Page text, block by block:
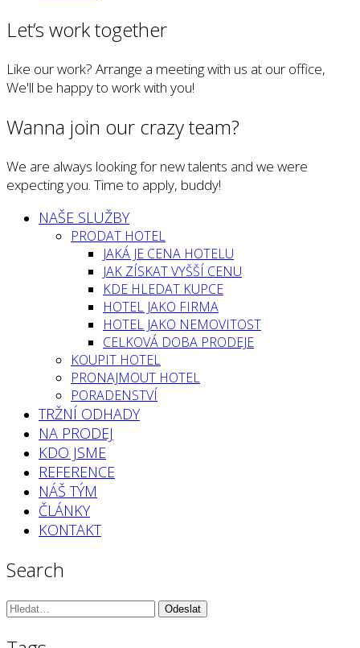
Let’s work together
Like our work? Arrange a meeting with us at our office,
We'll be happy to work with you!
Wanna join our crazy team?
We are always looking for new talents and we were
expecting you. Time to apply, buddy!
NAŠE SLUŽBY
PRODAT HOTEL
JAKÁ JE CENA HOTELU
JAK ZÍSKAT VYŠŠÍ CENU
KDE HLEDAT KUPCE
HOTEL JAKO FIRMA
HOTEL JAKO NEMOVITOST
CELKOVÁ DOBA PRODEJE
KOUPIT HOTEL
PRONAJMOUT HOTEL
PORADENSTVÍ
TRŽNÍ ODHADY
NA PRODEJ
KDO JSME
REFERENCE
NÁŠ TÝM
ČLÁNKY
KONTAKT
Search
Vyhledávání: